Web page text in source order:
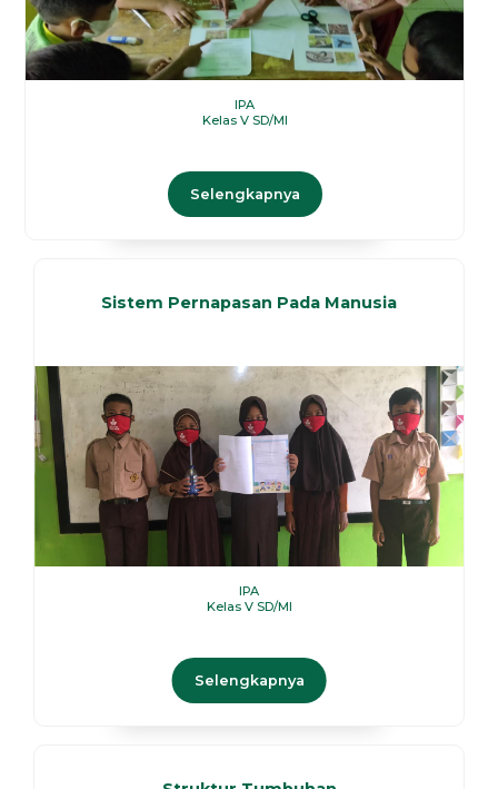
IPA
Kelas V SD/MI
Selengkapnya
Sistem Pernapasan Pada Manusia
IPA
Kelas V SD/MI
Selengkapnya